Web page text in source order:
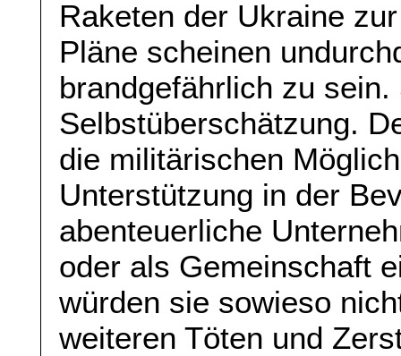
Raketen der Ukraine
Pläne scheinen
brandgefährlich zu
Selbstüberschätzung.
die militärischen
Unterstützung in der
abenteuerliche
oder als Gemeinschaft
würden sie sowieso
weiteren Töten und